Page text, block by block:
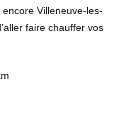
Villeneuve-les-
faire chauffer vos